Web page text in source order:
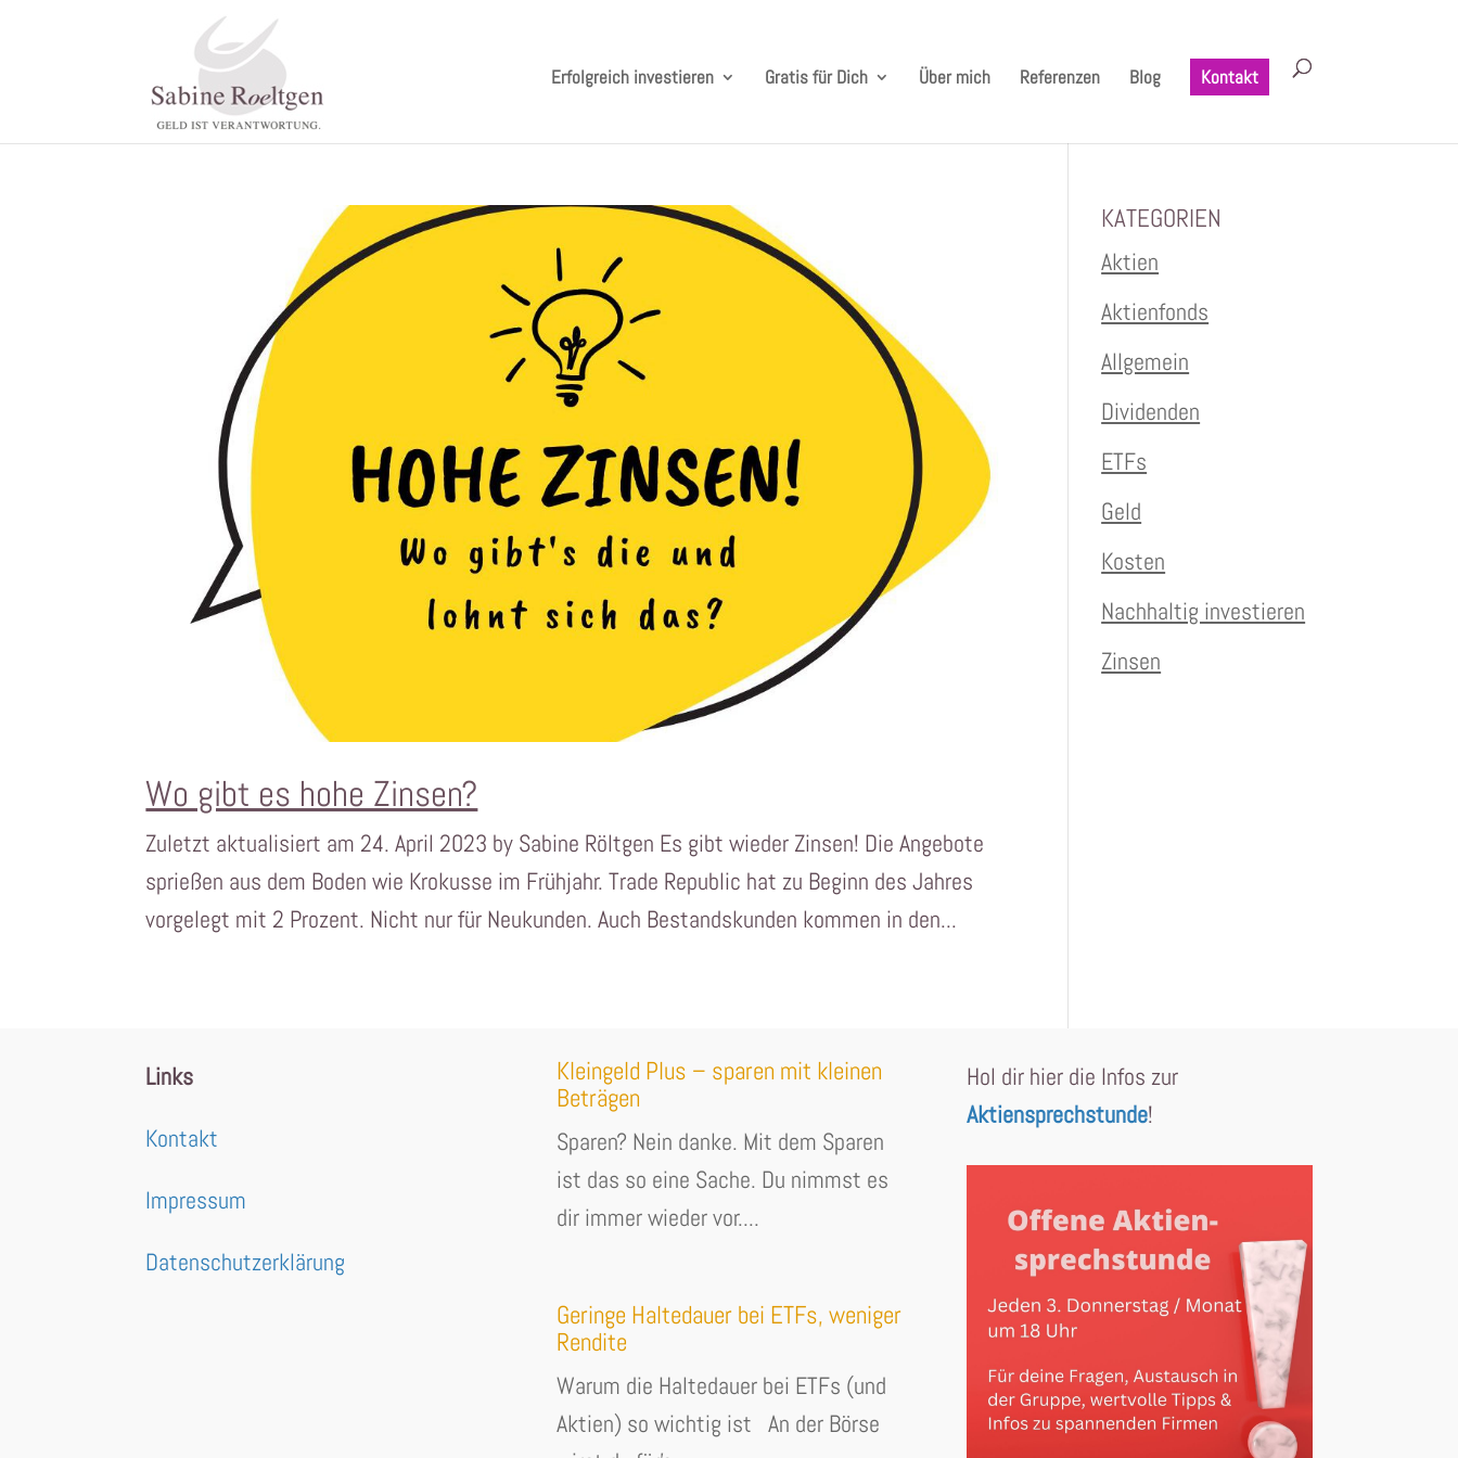
Erfolgreich investieren Gratis für Dich Über mich Referenzen Blog Kontakt
Wo gibt es hohe Zinsen?
Zuletzt aktualisiert am 24. April 2023 by Sabine Röltgen Es gibt wieder Zinsen! Die Angebote
sprießen aus dem Boden wie Krokusse im Frühjahr. Trade Republic hat zu Beginn des Jahres
vorgelegt mit 2 Prozent. Nicht nur für Neukunden. Auch Bestandskunden kommen in den...
KATEGORIEN
Aktien
Aktienfonds
Allgemein
Dividenden
ETFs
Geld
Kosten
Nachhaltig investieren
Zinsen
Links
Kontakt
Impressum
Datenschutzerklärung
Kleingeld Plus – sparen mit kleinen
Beträgen
Sparen? Nein danke. Mit dem Sparen
ist das so eine Sache. Du nimmst es
dir immer wieder vor....
Geringe Haltedauer bei ETFs, weniger
Rendite
Warum die Haltedauer bei ETFs (und
Aktien) so wichtig ist An der Börse
Hol dir hier die Infos zur
Aktiensprechstunde!